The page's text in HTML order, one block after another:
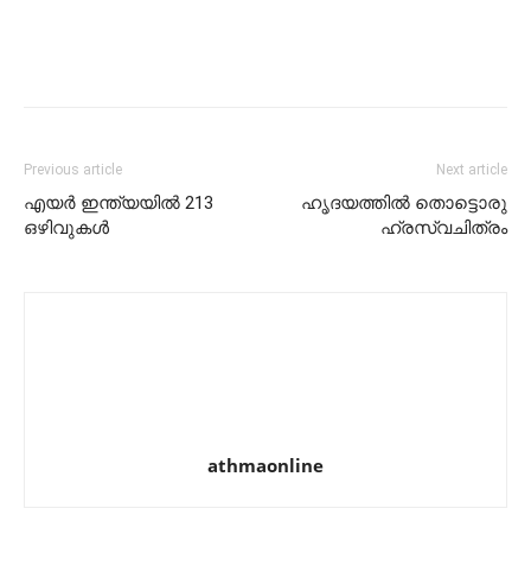
Previous article
എയര്‍ ഇന്ത്യയില്‍ 213
ഒഴിവുകള്‍
Next article
ഹൃദയത്തില്‍ തൊട്ടൊരു
ഹ്രസ്വചിത്രം
athmaonline